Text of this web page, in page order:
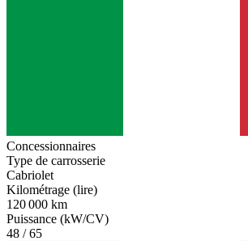
Concessionnaires
Type de carrosserie
Cabriolet
Kilométrage (lire)
120 000 km
Puissance (kW/CV)
48 / 65